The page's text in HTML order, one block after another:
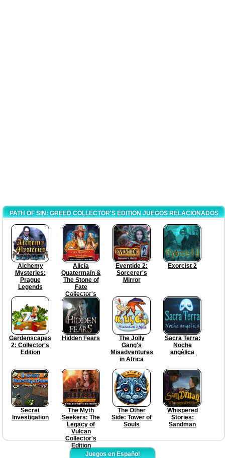
PATH OF SIN: GREED COLLECTOR'S EDITION JUEGOS RELACIONADOS
Alchemy
Mysteries:
Prague
Legends
Alicia
Quatermain &
The Stone of
Fate
Collector's
Edition
Eventide 2:
Sorcerer's
Mirror
Exorcist 2
Gardenscapes
2: Collector's
Edition
Hidden Fears
The Jolly
Gang's
Misadventures
in Africa
Sacra Terra:
Noche
angélica
Secret
Investigation
The Myth
Seekers: The
Legacy of
Vulcan
Collector's
Edition
The Other
Side: Tower of
Souls
Whispered
Stories:
Sandman
Juegos en Español